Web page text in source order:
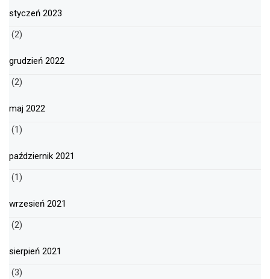
styczeń 2023
(2)
grudzień 2022
(2)
maj 2022
(1)
październik 2021
(1)
wrzesień 2021
(2)
sierpień 2021
(3)